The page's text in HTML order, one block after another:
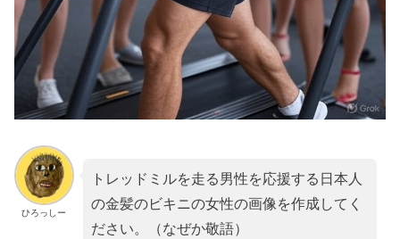
ひろっしー
トレッドミルを走る男性を応援する日本人
の金髪のビキニの女性の画像を作成してく
ださい。（なぜか敬語）